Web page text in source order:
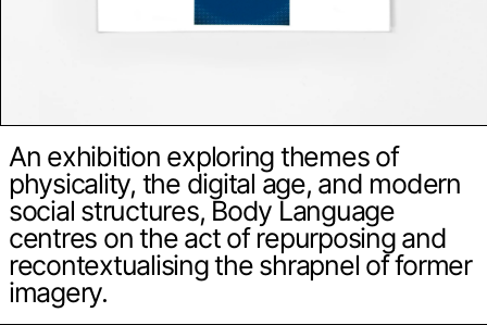
An exhibition exploring themes of
physicality, the digital age, and modern
social structures, Body Language
centres on the act of repurposing and
recontextualising the shrapnel of former
imagery.